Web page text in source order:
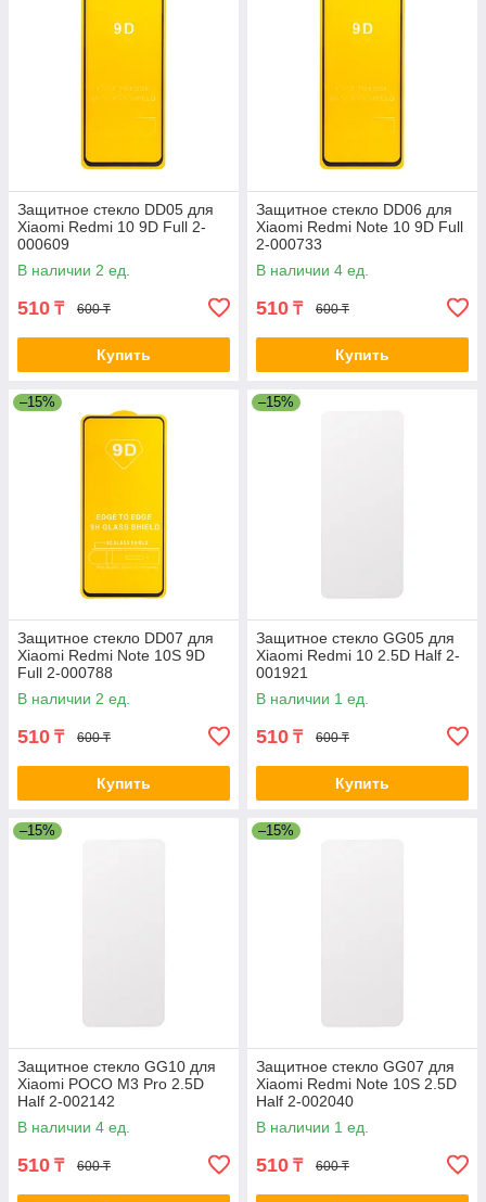
Защитное стекло DD05 для
Xiaomi Redmi 10 9D Full 2-
000609
В наличии 2 ед.
510 ₸ 600 ₸
Купить
Защитное стекло DD06 для
Xiaomi Redmi Note 10 9D Full
2-000733
В наличии 4 ед.
510 ₸ 600 ₸
Купить
–15%
Защитное стекло DD07 для
Xiaomi Redmi Note 10S 9D
Full 2-000788
В наличии 2 ед.
510 ₸ 600 ₸
Купить
–15%
Защитное стекло GG05 для
Xiaomi Redmi 10 2.5D Half 2-
001921
В наличии 1 ед.
510 ₸ 600 ₸
Купить
–15%
Защитное стекло GG10 для
Xiaomi POCO M3 Pro 2.5D
Half 2-002142
В наличии 4 ед.
510 ₸ 600 ₸
–15%
Защитное стекло GG07 для
Xiaomi Redmi Note 10S 2.5D
Half 2-002040
В наличии 1 ед.
510 ₸ 600 ₸